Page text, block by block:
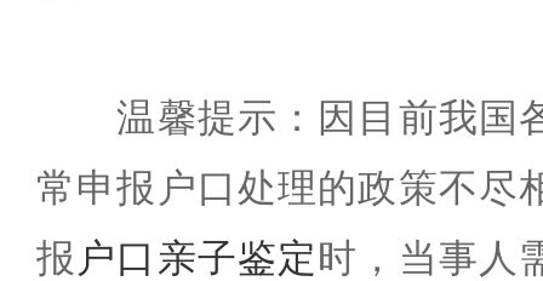
温馨提示：因目前我国
常申报户口处理的政策不尽
报 户口亲子鉴定时，当事人